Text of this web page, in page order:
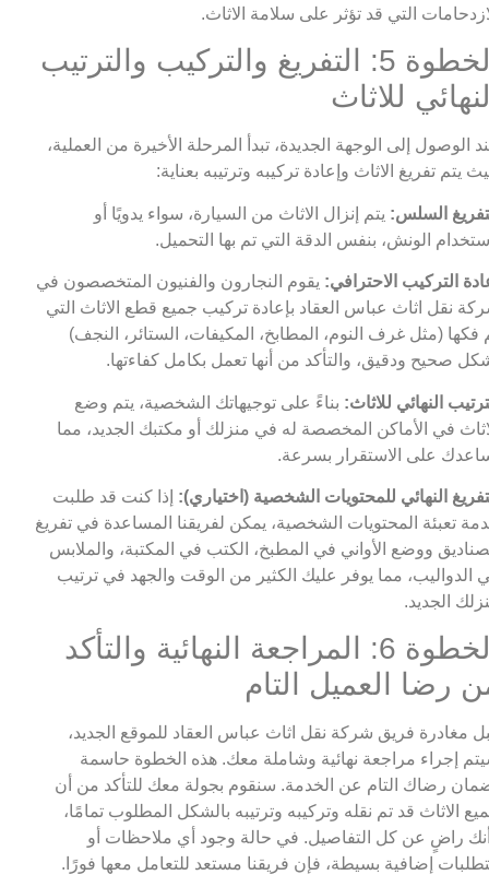
التي قد تؤثر على سلامة الاثاث.
الخطوة 5: التفريغ والتركيب والترتيب
للاثاث
الوصول إلى الوجهة الجديدة، تبدأ المرحلة الأخيرة من العملية،
يتم تفريغ الاثاث وإعادة تركيبه وترتيبه بعناية:
السلس: يتم إنزال الاثاث من السيارة، سواء يدويًا أو
الونش، بنفس الدقة التي تم بها التحميل.
التركيب الاحترافي: يقوم النجارون والفنيون المتخصصون في
نقل اثاث عباس العقاد بإعادة تركيب جميع قطع الاثاث التي
فكها (مثل غرف النوم، المطابخ، المكيفات، الستائر، النجف)
صحيح ودقيق، والتأكد من أنها تعمل بكامل كفاءتها.
النهائي للاثاث: بناءً على توجيهاتك الشخصية، يتم وضع
في الأماكن المخصصة له في منزلك أو مكتبك الجديد، مما
على الاستقرار بسرعة.
النهائي للمحتويات الشخصية (اختياري): إذا كنت قد طلبت
تعبئة المحتويات الشخصية، يمكن لفريقنا المساعدة في تفريغ
ووضع الأواني في المطبخ، الكتب في المكتبة، والملابس
الدواليب، مما يوفر عليك الكثير من الوقت والجهد في ترتيب
الجديد.
الخطوة 6: المراجعة النهائية والتأكد
رضا العميل التام
مغادرة فريق شركة نقل اثاث عباس العقاد للموقع الجديد،
إجراء مراجعة نهائية وشاملة معك. هذه الخطوة حاسمة
رضاك التام عن الخدمة. سنقوم بجولة معك للتأكد من أن
الاثاث قد تم نقله وتركيبه وترتيبه بالشكل المطلوب تمامًا،
راضٍ عن كل التفاصيل. في حالة وجود أي ملاحظات أو
إضافية بسيطة، فإن فريقنا مستعد للتعامل معها فورًا.